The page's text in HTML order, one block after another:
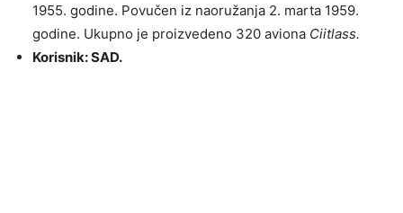
1955. godine. Povučen iz naoružanja 2. marta 1959.
godine. Ukupno je proizvedeno 320 aviona Ciitlass.
Korisnik: SAD.